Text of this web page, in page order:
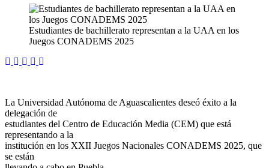
Estudiantes de bachillerato representan a la UAA en los
Juegos CONADEMS 2025
La Universidad Autónoma de Aguascalientes deseó éxito a la
delegación de
estudiantes del Centro de Educación Media (CEM) que está
representando a la
institución en los XXII Juegos Nacionales CONADEMS 2025, que
se están